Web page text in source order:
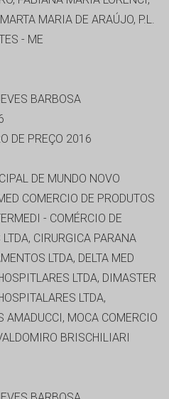
MARIA DE ARAÚJO, P.L.
- ME
BARBOSA
DE PREÇO 2016
DE MUNDO NOVO
COMERCIO DE PRODUTOS
- COMÉRCIO DE
CIRURGICA PARANA
LTDA, DELTA MED
LTDA, DIMASTER
LTDA,
AMADUCCI, MOCA COMERCIO
BRISCHILIARI